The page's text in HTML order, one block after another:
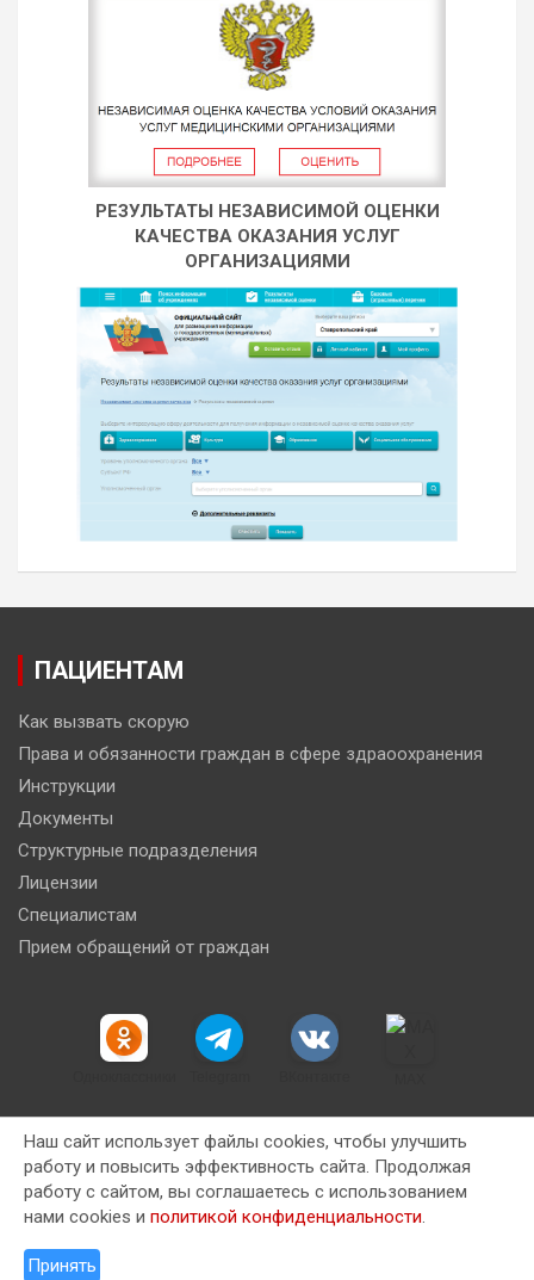
РЕЗУЛЬТАТЫ НЕЗАВИСИМОЙ ОЦЕНКИ
КАЧЕСТВА ОКАЗАНИЯ УСЛУГ
ОРГАНИЗАЦИЯМИ
ПАЦИЕНТАМ
Как вызвать скорую
Права и обязанности граждан в сфере здраоохранения
Инструкции
Документы
Структурные подразделения
Лицензии
Специалистам
Прием обращений от граждан
Copyright © 2026Новокузнецкая клиническая станция
скорой медицинской помощи имени Ю.М. Янкина
Тема от:
Наш сайт использует файлы cookies, чтобы улучшить
работу и повысить эффективность сайта. Продолжая
работу с сайтом, вы соглашаетесь с использованием
нами cookies и политикой конфиденциальности.
Принять